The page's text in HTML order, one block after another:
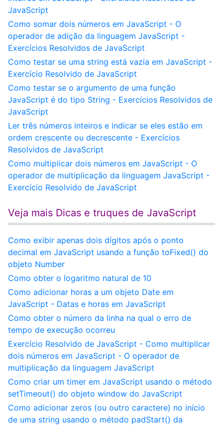
JavaScript
Como somar dois números em JavaScript - O
operador de adição da linguagem JavaScript -
Exercícios Resolvidos de JavaScript
Como testar se uma string está vazia em JavaScript -
Exercício Resolvido de JavaScript
Como testar se o argumento de uma função
JavaScript é do tipo String - Exercícios Resolvidos de
JavaScript
Ler três números inteiros e indicar se eles estão em
ordem crescente ou decrescente - Exercícios
Resolvidos de JavaScript
Como multiplicar dois números em JavaScript - O
operador de multiplicação da linguagem JavaScript -
Exercício Resolvido de JavaScript
Veja mais Dicas e truques de JavaScript
Como exibir apenas dois dígitos após o ponto
decimal em JavaScript usando a função toFixed() do
objeto Number
Como obter o logaritmo natural de 10
Como adicionar horas a um objeto Date em
JavaScript - Datas e horas em JavaScript
Como obter o número da linha na qual o erro de
tempo de execução ocorreu
Exercício Resolvido de JavaScript - Como multiplicar
dois números em JavaScript - O operador de
multiplicação da linguagem JavaScript
Como criar um timer em JavaScript usando o método
setTimeout() do objeto window do JavaScript
Como adicionar zeros (ou outro caractere) no início
de uma string usando o método padStart() da